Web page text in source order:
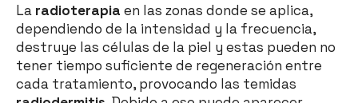
La radioterapia en las zonas donde se aplica,
dependiendo de la intensidad y la frecuencia,
destruye las células de la piel y estas pueden no
tener tiempo suficiente de regeneración entre
cada tratamiento, provocando las temidas